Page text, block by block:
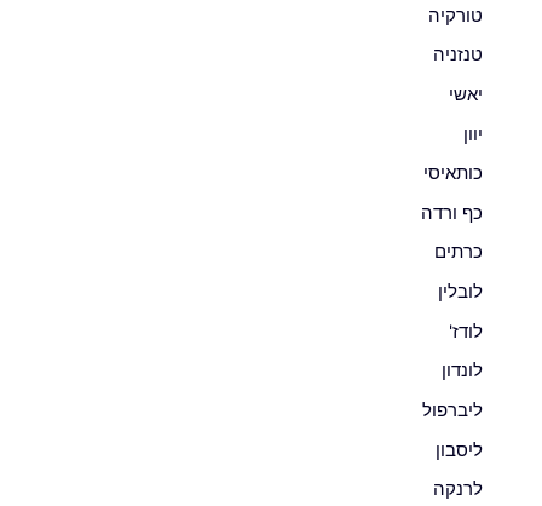
טורקיה
טנזניה
יאשי
יוון
כותאיסי
כף ורדה
כרתים
לובלין
לודז'
לונדון
ליברפול
ליסבון
לרנקה